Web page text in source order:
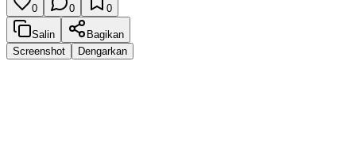
0 0 0
Salin
Bagikan
Screenshot
Dengarkan